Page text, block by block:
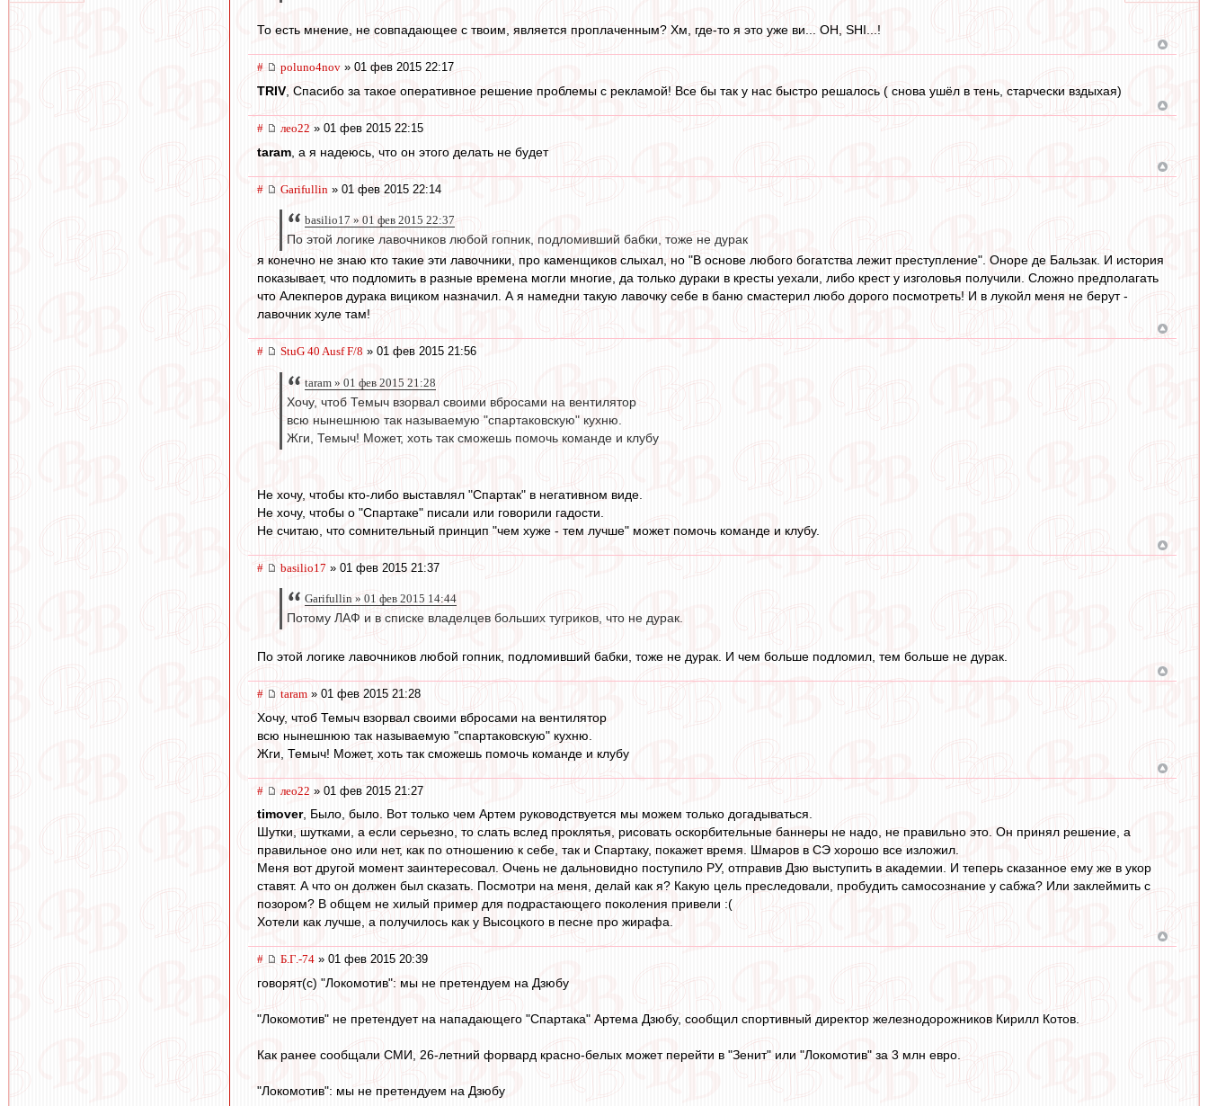
То есть мнение, не совпадающее с твоим, является проплаченным? Хм, где-то я это уже ви... OH, SHI...!
# poluno4nov » 01 фев 2015 22:17
TRIV , Спасибо за такое оперативное решение проблемы с рекламой! Все бы так у нас быстро решалось ( снова ушёл в тень, старчески вздыхая)
# лео22 » 01 фев 2015 22:15
taram , а я надеюсь, что он этого делать не будет
# Garifullin » 01 фев 2015 22:14
basilio17 » 01 фев 2015 22:37
По этой логике лавочников любой гопник, подломивший бабки, тоже не дурак
я конечно не знаю кто такие эти лавочники, про каменщиков слыхал, но "В основе любого богатства лежит преступление". Оноре де Бальзак. И история
показывает, что подломить в разные времена могли многие, да только дураки в кресты уехали, либо крест у изголовья получили. Сложно предполагать
что Алекперов дурака вициком назначил. А я намедни такую лавочку себе в баню смастерил любо дорого посмотреть! И в лукойл меня не берут -
лавочник хуле там!
# StuG 40 Ausf F/8 » 01 фев 2015 21:56
taram » 01 фев 2015 21:28
Хочу, чтоб Темыч взорвал своими вбросами на вентилятор
всю нынешнюю так называемую "спартаковскую" кухню.
Жги, Темыч! Может, хоть так сможешь помочь команде и клубу
Не хочу, чтобы кто-либо выставлял "Спартак" в негативном виде.
Не хочу, чтобы о "Спартаке" писали или говорили гадости.
Не считаю, что сомнительный принцип "чем хуже - тем лучше" может помочь команде и клубу.
# basilio17 » 01 фев 2015 21:37
Garifullin » 01 фев 2015 14:44
Потому ЛАФ и в списке владелцев больших тугриков, что не дурак.
По этой логике лавочников любой гопник, подломивший бабки, тоже не дурак. И чем больше подломил, тем больше не дурак.
# taram » 01 фев 2015 21:28
Хочу, чтоб Темыч взорвал своими вбросами на вентилятор
всю нынешнюю так называемую "спартаковскую" кухню.
Жги, Темыч! Может, хоть так сможешь помочь команде и клубу
# лео22 » 01 фев 2015 21:27
timover, Было, было. Вот только чем Артем руководствуется мы можем только догадываться.
Шутки, шутками, а если серьезно, то слать вслед проклятья, рисовать оскорбительные баннеры не надо, не правильно это. Он принял решение, а
правильное оно или нет, как по отношению к себе, так и Спартаку, покажет время. Шмаров в СЭ хорошо все изложил.
Меня вот другой момент заинтересовал. Очень не дальновидно поступило РУ, отправив Дзю выступить в академии. И теперь сказанное ему же в укор
ставят. А что он должен был сказать. Посмотри на меня, делай как я? Какую цель преследовали, пробудить самосознание у сабжа? Или заклеймить с
позором? В общем не хилый пример для подрастающего поколения привели :(
Хотели как лучше, а получилось как у Высоцкого в песне про жирафа.
# Б.Г.-74 » 01 фев 2015 20:39
говорят(с) "Локомотив": мы не претендуем на Дзюбу
"Локомотив" не претендует на нападающего "Спартака" Артема Дзюбу, сообщил спортивный директор железнодорожников Кирилл Котов.
Как ранее сообщали СМИ, 26-летний форвард красно-белых может перейти в "Зенит" или "Локомотив" за 3 млн евро.
"Локомотив": мы не претендуем на Дзюбу